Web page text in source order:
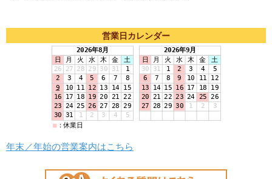
営業日カレンダー
年末／年始の営業案内はこちら